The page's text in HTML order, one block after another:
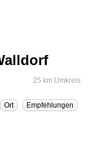
25 km Umkreis
Ort
Empfehlungen